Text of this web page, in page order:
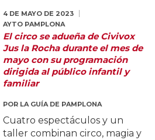
4 DE MAYO DE 2023
AYTO PAMPLONA
El circo se adueña de Civivox
Jus la Rocha durante el mes de
mayo con su programación
dirigida al público infantil y
familiar
POR LA GUÍA DE PAMPLONA
Cuatro espectáculos y un
taller combinan circo, magia y